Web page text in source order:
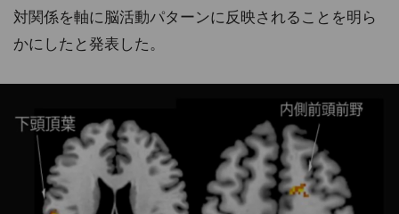
対関係を軸に脳活動パターンに反映されることを明ら
かにしたと発表した。